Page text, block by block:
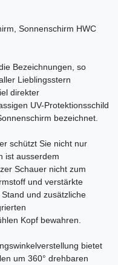
Sonnenschirm HWC
Bezeichnungen, so
Lieblingsstern
direkter
UV-Protektionsschild
bezeichnet.
schützt Sie nicht nur
ist ausserdem
Schauer nicht zum
und verstärkte
und zusätzliche
Kopf bewahren.
bietet
um 360° drehbaren